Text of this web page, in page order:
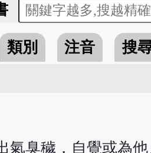
類別 注音 搜
氣臭穢，自覺或為他